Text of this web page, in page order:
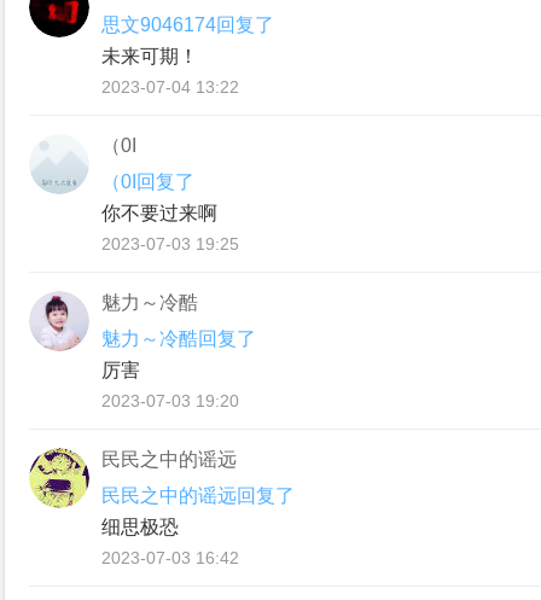
思文9046174回复了
未来可期！
2023-07-04 13:22
（0I
（0I回复了
你不要过来啊
2023-07-03 19:25
魅力～冷酷
魅力～冷酷回复了
厉害
2023-07-03 19:20
民民之中的谣远
民民之中的谣远回复了
细思极恐
2023-07-03 16:42